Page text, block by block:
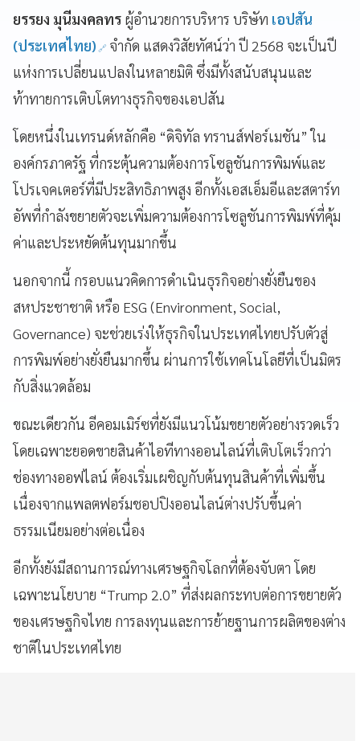
ยรรยง มุนีมงคลทร ผู้อำนวยการบริหาร บริษัท เอปสัน
(ประเทศไทย)​ จำกัด แสดงวิสัยทัศน์ว่า ปี 2568 จะเป็นปี
แห่งการเปลี่ยนแปลงในหลายมิติ ซึ่งมีทั้งสนับสนุนและ
ท้าทายการเติบโตทางธุรกิจของเอปสัน
โดยหนึ่งในเทรนด์หลักคือ “ดิจิทัล ทรานส์ฟอร์เมชัน” ใน
องค์กรภาครัฐ ที่กระตุ้นความต้องการโซลูชันการพิมพ์และ
โปรเจคเตอร์ที่มีประสิทธิภาพสูง อีกทั้งเอสเอ็มอีและสตาร์ท
อัพที่กำลังขยายตัวจะเพิ่มความต้องการโซลูชันการพิมพ์ที่คุ้ม
ค่าและประหยัดต้นทุนมากขึ้น
นอกจากนี้ กรอบแนวคิดการดำเนินธุรกิจอย่างยั่งยืนของ
สหประชาชาติ หรือ ESG (Environment, Social,
Governance) จะช่วยเร่งให้ธุรกิจในประเทศไทยปรับตัวสู่
การพิมพ์อย่างยั่งยืนมากขึ้น ผ่านการใช้เทคโนโลยีที่เป็นมิตร
กับสิ่งแวดล้อม
ขณะเดียวกัน อีคอมเมิร์ซที่ยังมีแนวโน้มขยายตัวอย่างรวดเร็ว
โดยเฉพาะยอดขายสินค้าไอทีทางออนไลน์ที่เติบโตเร็วกว่า
ช่องทางออฟไลน์ ต้องเริ่มเผชิญกับต้นทุนสินค้าที่เพิ่มขึ้น
เนื่องจากแพลตฟอร์มชอปปิงออนไลน์ต่างปรับขึ้นค่า
ธรรมเนียมอย่างต่อเนื่อง
อีกทั้งยังมีสถานการณ์ทางเศรษฐกิจโลกที่ต้องจับตา โดย
เฉพาะนโยบาย “Trump 2.0” ที่ส่งผลกระทบต่อการขยายตัว
ของเศรษฐกิจไทย การลงทุนและการย้ายฐานการผลิตของต่าง
ชาติในประเทศไทย